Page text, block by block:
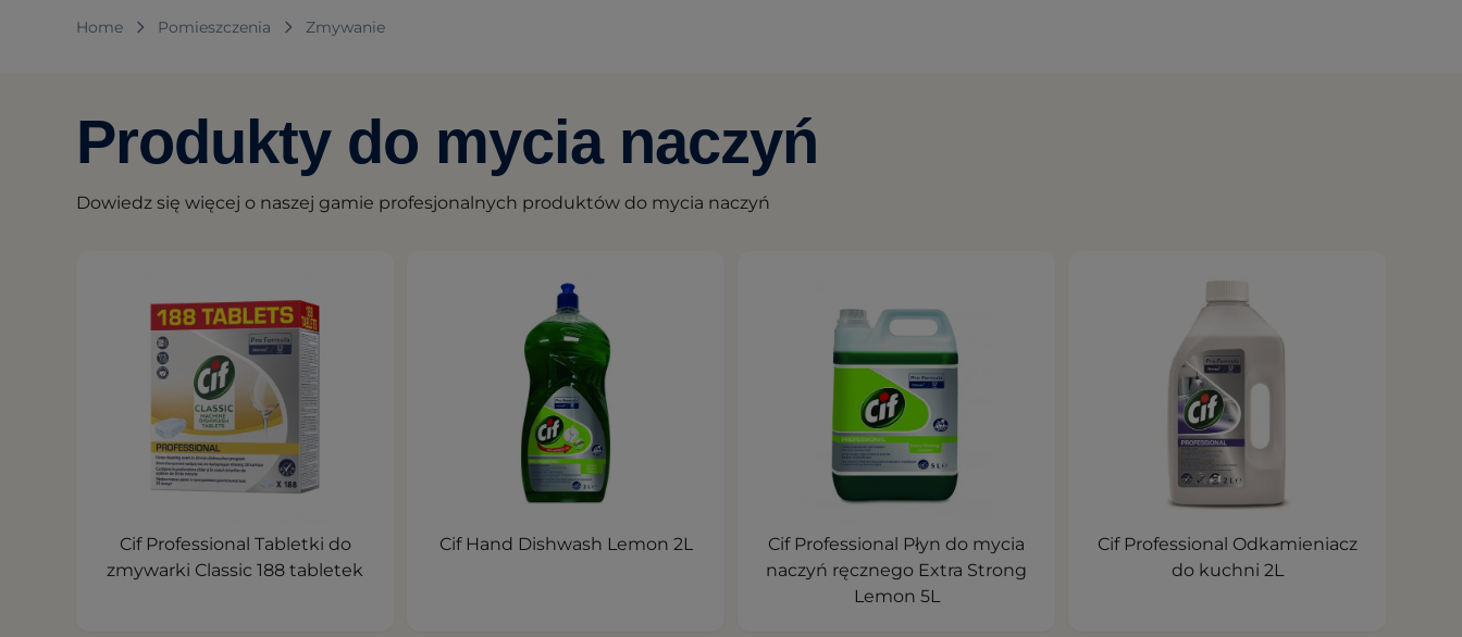
Home Pomieszczenia Zmywanie
Produkty do mycia naczyń
Dowiedz się więcej o naszej gamie profesjonalnych produktów do mycia naczyń
Cif Professional Tabletki do
zmywarki Classic 188 tabletek
Cif Hand Dishwash Lemon 2L
Cif Professional Płyn do mycia
naczyń ręcznego Extra Strong
Lemon 5L
Cif Professional Odkamieniacz
do kuchni 2L